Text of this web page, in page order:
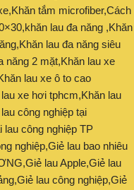
tắm microfiber,Cách
lau đa năng ,Khăn
lau đa năng siêu
năng 2 mặt,Khăn lau xe
lau xe ô to cao
xe hơi tphcm,Khăn lau
công nghiệp tại
lau công nghiệp TP
nghiệp,Giẻ lau bao nhiêu
lau Apple,Giẻ lau
lau công nghiệp,Giẻ